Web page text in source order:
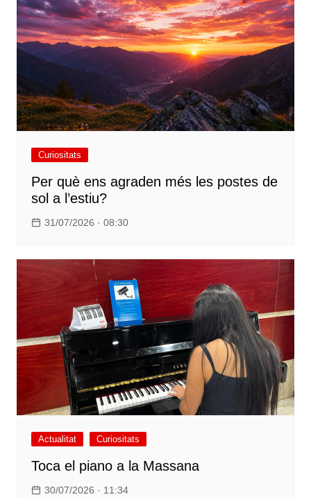
Curiositats
Per què ens agraden més les postes de
sol a l’estiu?
31/07/2026 · 08:30
Actualitat Curiositats
Toca el piano a la Massana
30/07/2026 · 11:34